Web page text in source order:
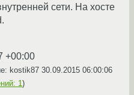
сети. На хосте
+00:00
kostik87 30.09.2015 06:00:06
1)